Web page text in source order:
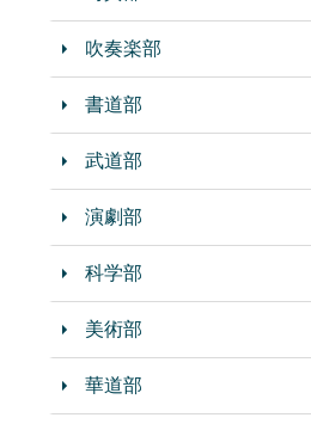
吹奏楽部
書道部
武道部
演劇部
科学部
美術部
華道部